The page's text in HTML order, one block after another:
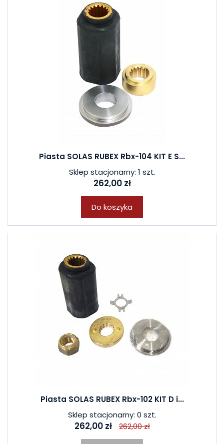
Piasta SOLAS RUBEX Rbx-104 KIT E S...
Sklep stacjonarny: 1 szt.
262,00 zł
Do koszyka
Piasta SOLAS RUBEX Rbx-102 KIT D i...
Sklep stacjonarny: 0 szt.
262,00 zł 262,00 zł